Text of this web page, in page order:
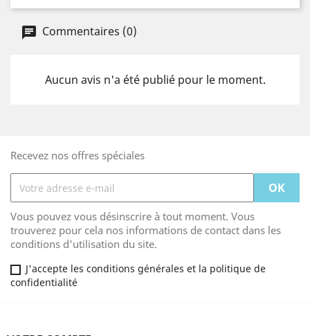
Commentaires (0)
Aucun avis n'a été publié pour le moment.
Recevez nos offres spéciales
Vous pouvez vous désinscrire à tout moment. Vous
trouverez pour cela nos informations de contact dans les
conditions d'utilisation du site.
J'accepte les conditions générales et la politique de
confidentialité